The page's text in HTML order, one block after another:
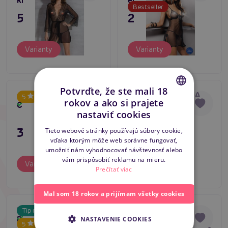
59,80 €
Varianty
Bestseller
23,80 €
Varianty
5
Avanua DONNA
Chemise (Black)
Skladom
31,80 €
Varianty
Tip na darček
5
Passion YOLANDA
CHEMISE čierna
dámska krajková
tangá)
Skladom
23,80 €
Varianty
Tip na darček
5
Sexy nočné košieľka
Babydoll Pink
Skladom
Bestseller
CHEMISE dámska
Skladom
CZECH
ENGLISH
Potvrďte, že ste mali 18
rokov a ako si prajete
nastaviť cookies
Tieto webové stránky používajú súbory cookie,
vďaka ktorým môže web správne fungovať,
umožniť nám vyhodnocovať návštevnosť alebo
vám prispôsobiť reklamu na mieru.
Prečítať viac
Mal som 18 rokov a prijímam všetky cookies
NASTAVENIE COOKIES